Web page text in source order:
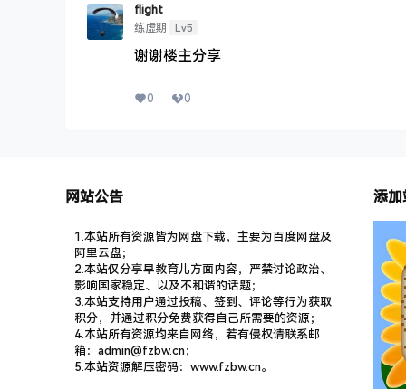
flight
练虚期
Lv5
谢谢楼主分享
0 0
网站公告
1.本站所有资源皆为网盘下载，主要为百度网盘及
阿里云盘；
2.本站仅分享早教育儿方面内容，严禁讨论政治、
影响国家稳定、以及不和谐的话题；
3.本站支持用户通过投稿、签到、评论等行为获取
积分，并通过积分免费获得自己所需要的资源；
4.本站所有资源均来自网络，若有侵权请联系邮
箱：admin@fzbw.cn；
5.本站资源解压密码：www.fzbw.cn。
添加